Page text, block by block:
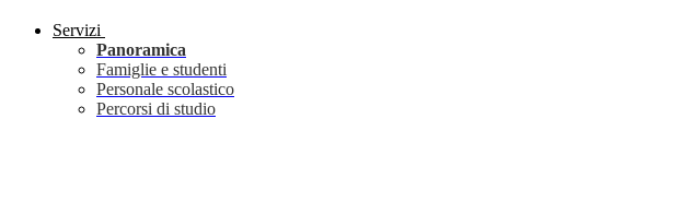
Servizi
Panoramica
Famiglie e studenti
Personale scolastico
Percorsi di studio